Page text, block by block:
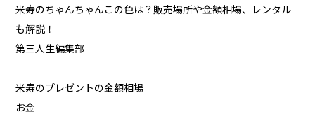
米寿のちゃんちゃんこの色は？販売場所や金額相場、レンタル
も解説！
第三人生編集部
米寿のプレゼントの金額相場
お金